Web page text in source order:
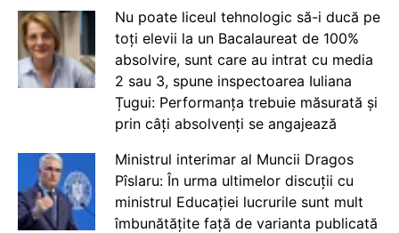
Nu poate liceul tehnologic să-i ducă pe
toți elevii la un Bacalaureat de 100%
absolvire, sunt care au intrat cu media
2 sau 3, spune inspectoarea Iuliana
Țugui: Performanța trebuie măsurată și
prin câți absolvenți se angajează
Ministrul interimar al Muncii Dragos
Pîslaru: În urma ultimelor discuții cu
ministrul Educației lucrurile sunt mult
îmbunătățite față de varianta publicată